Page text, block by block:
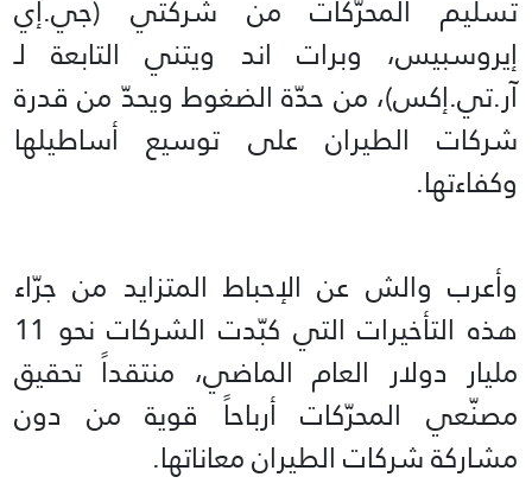
تسليم المحرّكات من شركتي (جي.إي
إيروسبيس، وبرات اند ويتني التابعة لـ
آر.تي.إكس)، من حدّة الضغوط ويحدّ من قدرة
شركات الطيران على توسيع أساطيلها
وكفاءتها.
وأعرب والش عن الإحباط المتزايد من جرّاء
هذه التأخيرات التي كبّدت الشركات نحو 11
مليار دولار العام الماضي، منتقداً تحقيق
مصنّعي المحرّكات أرباحاً قوية من دون
مشاركة شركات الطيران معاناتها.